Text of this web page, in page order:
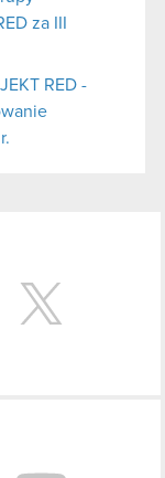
za III
RED -